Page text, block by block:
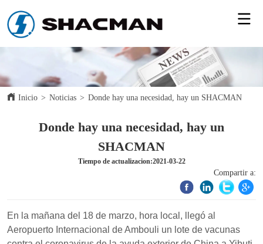
Inicio > Noticias > Donde hay una necesidad, hay un SHACMAN
Donde hay una necesidad, hay un
SHACMAN
Tiempo de actualizacion:2021-03-22
Compartir a: